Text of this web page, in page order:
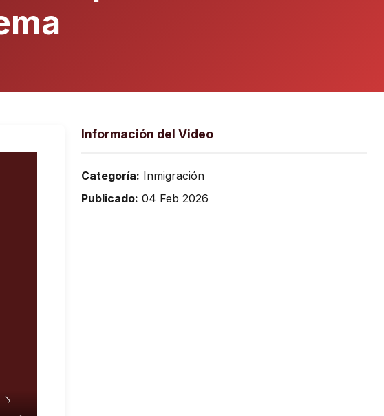
Información del Video
Categoría: Inmigración
Publicado: 04 Feb 2026